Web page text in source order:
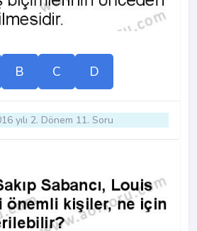
B C D
yılı 2. Dönem 11. Soru